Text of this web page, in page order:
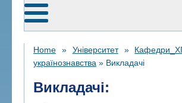
Home » Університет»
українознавства » Викладачі
Викладачі: